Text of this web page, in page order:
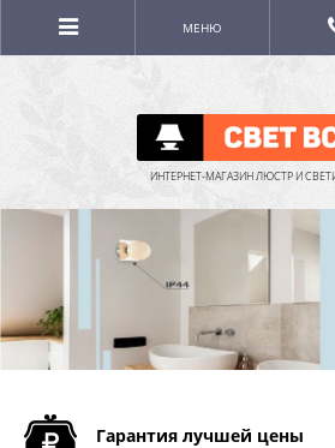
ИНТЕРНЕТ-МАГАЗИН ЛЮСТР И
МЕНЮ
Гарантия лучшей цены